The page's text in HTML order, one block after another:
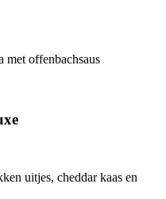
met offenbachsaus
uitjes, cheddar kaas en